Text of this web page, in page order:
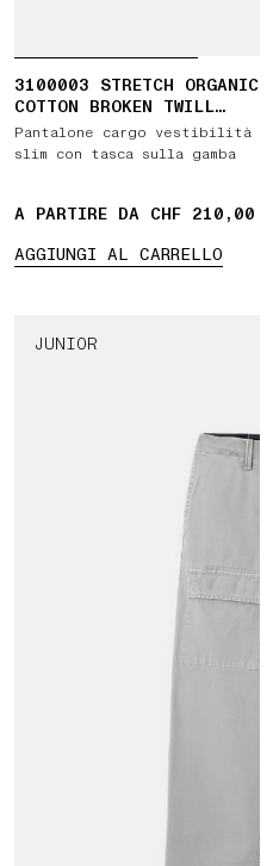
3100003 STRETCH ORGANIC
COTTON BROKEN TWILL
'OLD' EFFECT
Pantalone cargo vestibilità
slim con tasca sulla gamba
A PARTIRE DA CHF 210,00
AGGIUNGI AL CARRELLO
JUNIOR